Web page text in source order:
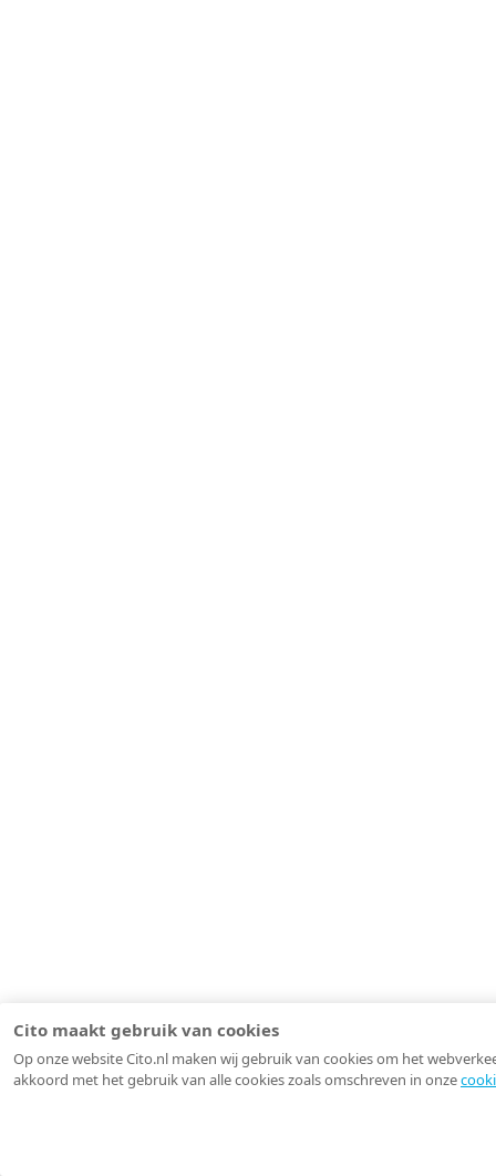
Cito maakt gebruik van cookies
Op onze website Cito.nl maken wij gebruik van cookies om het
akkoord met het gebruik van alle cookies zoals omschreven in onze